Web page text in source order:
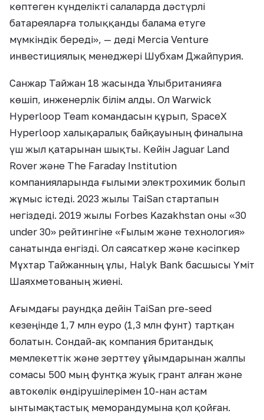
көптеген күнделікті салаларда дәстүрлі
батареяларға толыққанды балама етуге
мүмкіндік береді», — деді Mercia Venture
инвестициялық менеджері Шубхам Джайпурия.
Санжар Тайжан 18 жасында Ұлыбританияға
көшіп, инженерлік білім алды. Ол Warwick
Hyperloop Team командасын құрып, SpaceX
Hyperloop халықаралық байқауының финалына
үш жыл қатарынан шықты. Кейін Jaguar Land
Rover және The Faraday Institution
компанияларында ғылыми электрохимик болып
жұмыс істеді. 2023 жылы TaiSan стартапын
негіздеді. 2019 жылы Forbes Kazakhstan оны «30
under 30» рейтингіне «Ғылым және технология»
санатында енгізді. Ол саясаткер және кәсіпкер
Мұхтар Тайжанның ұлы, Halyk Bank басшысы Үміт
Шаяхметованың жиені.
Ағымдағы раундқа дейін TaiSan pre-seed
кезеңінде 1,7 млн еуро (1,3 млн фунт) тартқан
болатын. Сондай-ақ компания британдық
мемлекеттік және зерттеу ұйымдарынан жалпы
сомасы 500 мың фунтқа жуық грант алған және
автокөлік өндірушілерімен 10-нан астам
ынтымақтастық меморандумына қол қойған.